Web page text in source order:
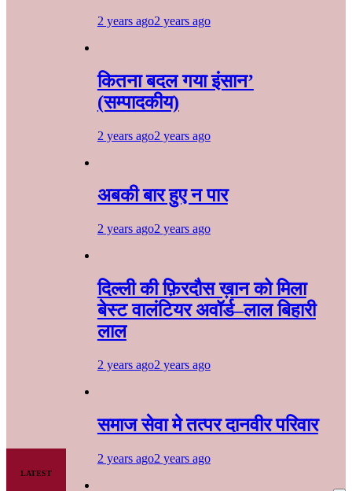
LATEST
2 years ago2 years ago
कितना बदल गया इंसान’
(सम्पादकीय)
2 years ago2 years ago
अबकी बार हुए न पार
2 years ago2 years ago
दिल्ली की फ़िरदौस ख़ान को मिला
बेस्ट वालंटियर अवॉर्ड–लाल बिहारी
लाल
2 years ago2 years ago
समाज सेवा मे तत्पर दानवीर परिवार
2 years ago2 years ago